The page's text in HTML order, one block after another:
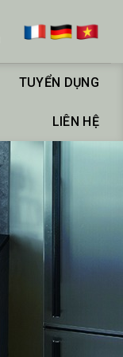
TUYỂN DỤNG
LIÊN HỆ